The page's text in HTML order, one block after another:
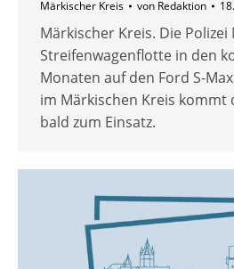
Märkischer Kreis von Redaktion
Märkischer Kreis. Die Polizei
Streifenwagenflotte in den
Monaten auf den Ford S-
im Märkischen Kreis kommt
bald zum Einsatz.